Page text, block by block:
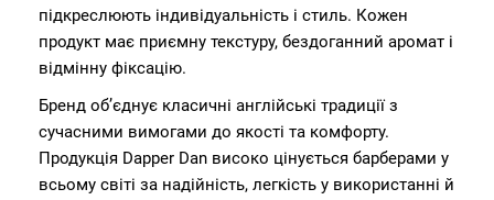
підкреслюють індивідуальність і стиль. Кожен
продукт має приємну текстуру, бездоганний аромат і
відмінну фіксацію.
Бренд об’єднує класичні англійські традиції з
сучасними вимогами до якості та комфорту.
Продукція Dapper Dan високо цінується барберами у
всьому світі за надійність, легкість у використанні й